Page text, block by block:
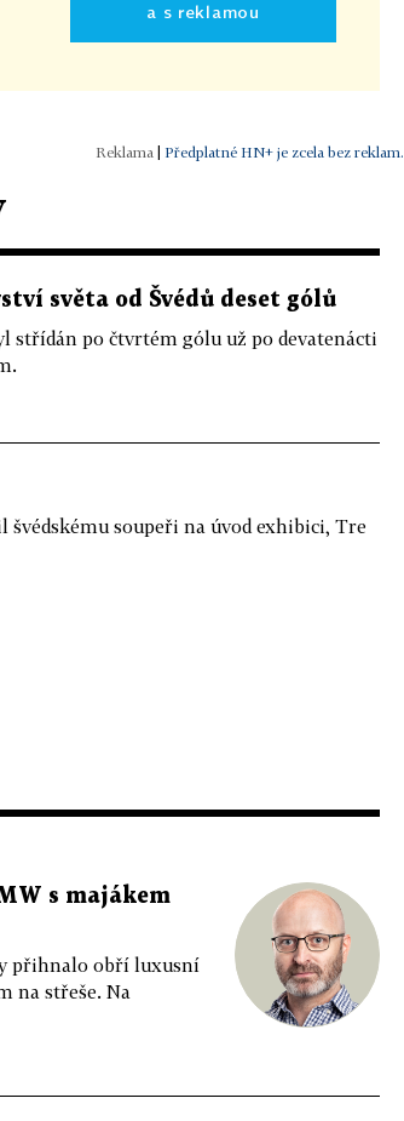
a s reklamou
Předplatné HN+ je zcela bez reklam.
světa od Švédů deset gólů
střídán po čtvrtém gólu už po devatenácti
soupeři na úvod exhibici, Tre
s majákem
přihnalo obří luxusní
na střeše. Na